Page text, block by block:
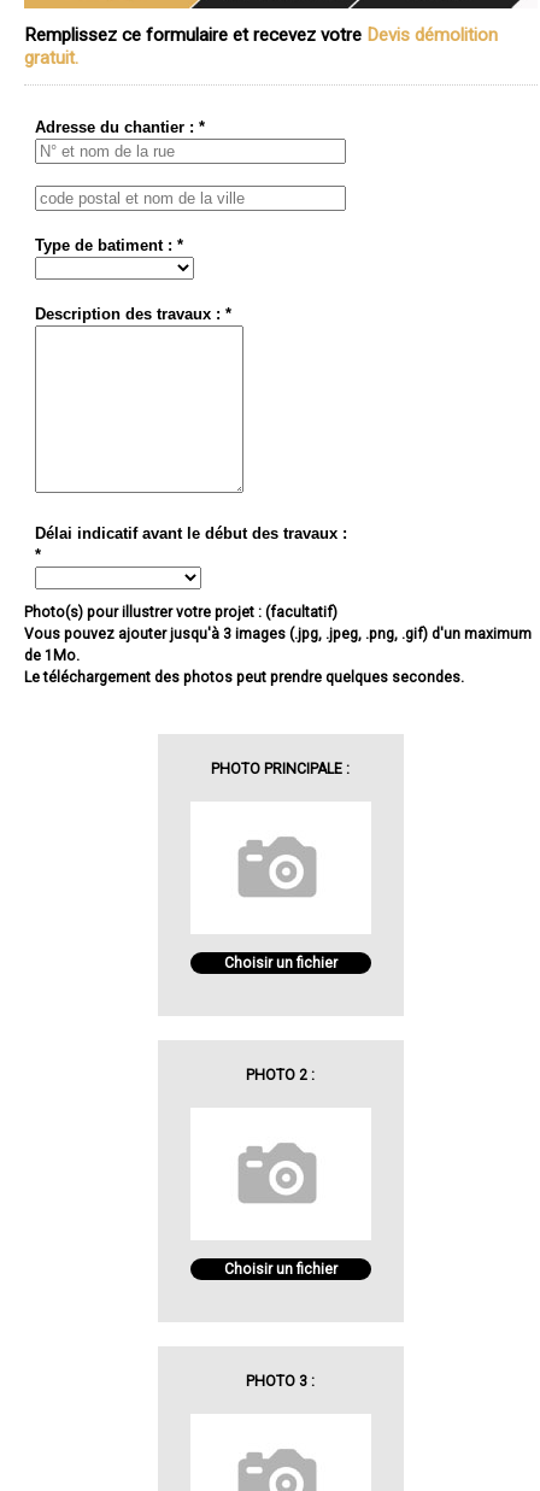
Remplissez ce formulaire et recevez votre Devis démolition
gratuit.
Adresse du chantier : *
Type de batiment : *
Description des travaux : *
Délai indicatif avant le début des travaux :
*
Photo(s) pour illustrer votre projet : (facultatif)
Vous pouvez ajouter jusqu'à 3 images (.jpg, .jpeg, .png, .gif) d'un maximum
de 1Mo.
Le téléchargement des photos peut prendre quelques secondes.
PHOTO PRINCIPALE :
Choisir un fichier
PHOTO 2 :
Choisir un fichier
PHOTO 3 :